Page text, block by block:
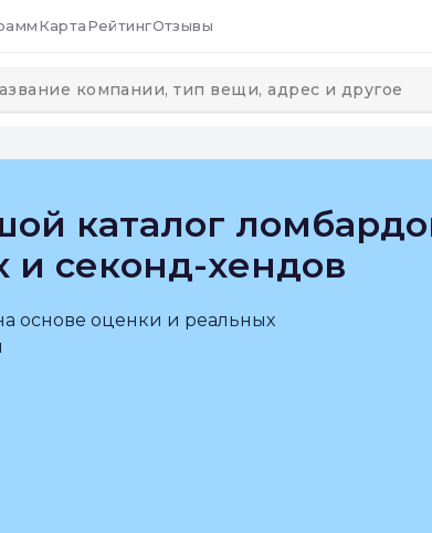
КартаРейтингОтзывы
каталог
и секонд-хендов
основе оценки и реальных